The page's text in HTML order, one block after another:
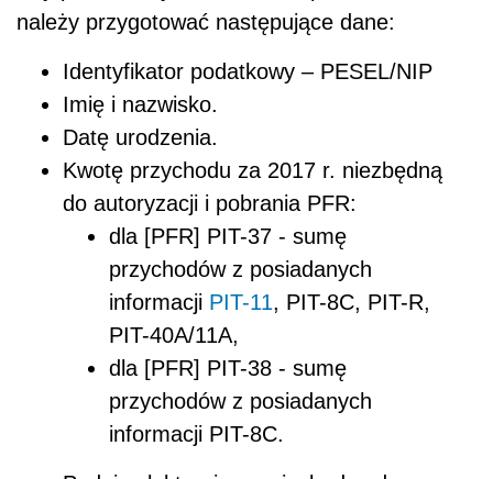
należy przygotować następujące dane:
Identyfikator podatkowy – PESEL/NIP
Imię i nazwisko.
Datę urodzenia.
Kwotę przychodu za 2017 r. niezbędną
do autoryzacji i pobrania PFR:
dla [PFR] PIT-37 - sumę
przychodów z posiadanych
informacji PIT-11, PIT-8C, PIT-R,
PIT-40A/11A,
dla [PFR] PIT-38 - sumę
przychodów z posiadanych
informacji PIT-8C.